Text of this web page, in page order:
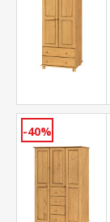
-40%